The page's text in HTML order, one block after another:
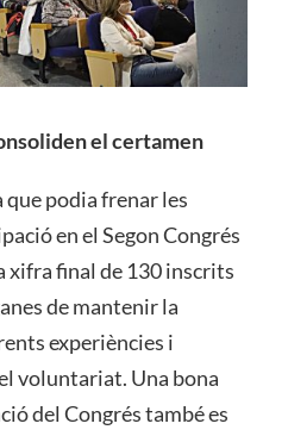
el certamen
que podia frenar les
en el Segon Congrés
xifra final de 130 inscrits
de mantenir la
experiències i
voluntariat. Una bona
del Congrés també es